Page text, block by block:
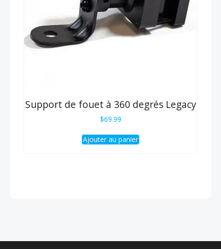
Support de fouet à 360 degrés Legacy
$69.99
Ajouter au panier